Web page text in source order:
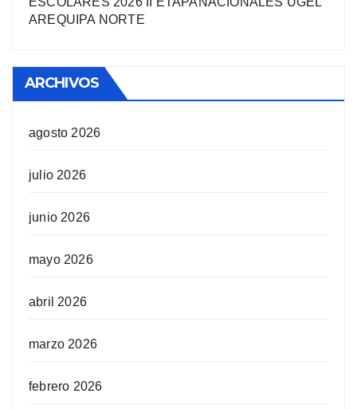
AREQUIPA NORTЕ
ARCHIVOS
agosto 2026
julio 2026
junio 2026
mayo 2026
abril 2026
marzo 2026
febrero 2026